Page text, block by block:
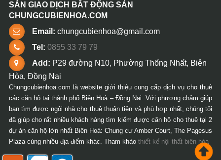
SÀN GIAO DỊCH BẤT ĐỘNG SẢN
CHUNGCUBIENHOA.COM
Email: chungcubienhoa@gmail.com
Tel: 0855 33 79 79
Add: P29 đường N10, Phường Thống Nhất, Biên
Hòa, Đồng Nai
Chungcubienhoa.com là website giới thiệu cung cấp dịch vụ cho thuê
các căn hộ tại thành phố Biên Hoà – Đồng Nai. Với phương châm giúp
bạn tìm được ngôi nhà cho thuê thuận tiện và phù hợp nhất, chúng tôi
đã giúp cho rất nhiều khách hàng tìm kiếm được căn hộ cho thuê tại 2
dự án căn hộ lớn nhất Biên Hoà: Chung cư Amber Court, The Pagesus
Plaza cùng nhiều địa điểm khác. Tham khảo thiết kế nội thất biên hòa